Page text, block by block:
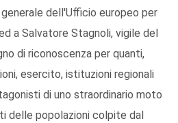
dell'Ufficio europeo per
a Salvatore Stagnoli, vigile del
di riconoscenza per quanti,
esercito, istituzioni regionali
di uno straordinario moto
delle popolazioni colpite dal